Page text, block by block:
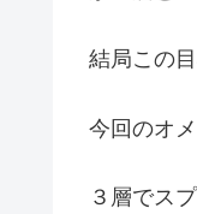
結局この
今回のオ
３層でス